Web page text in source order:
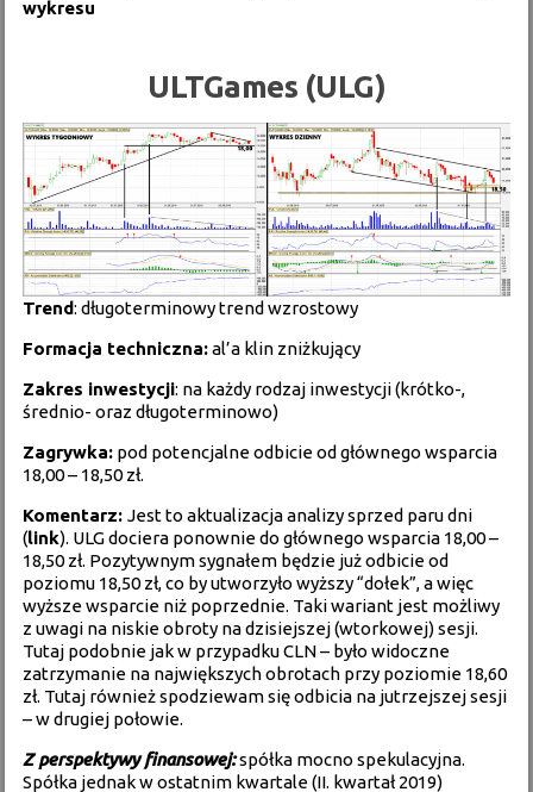
wykresu
ULTGames (ULG)
Trend: długoterminowy trend wzrostowy
Formacja techniczna:al’a klin zniżkujący
Zakres inwestycji: na każdy rodzaj inwestycji (krótko-,
średnio- oraz długoterminowo)
Zagrywka: pod potencjalne odbicie od głównego wsparcia
18,00 – 18,50 zł.
Komentarz:Jest to aktualizacja analizy sprzed paru dni
(link). ULG dociera ponownie do głównego wsparcia 18,00 –
18,50 zł. Pozytywnym sygnałem będzie już odbicie od
poziomu 18,50 zł, co by utworzyło wyższy “dołek”, a więc
wyższe wsparcie niż poprzednie. Taki wariant jest możliwy
z uwagi na niskie obroty na dzisiejszej (wtorkowej) sesji.
Tutaj podobnie jak w przypadku CLN – było widoczne
zatrzymanie na największych obrotach przy poziomie 18,60
zł. Tutaj również spodziewam się odbicia na jutrzejszej sesji
– w drugiej połowie.
Z perspektywy finansowej:spółka mocno spekulacyjna.
Spółka jednak w ostatnim kwartale (II. kwartał 2019)